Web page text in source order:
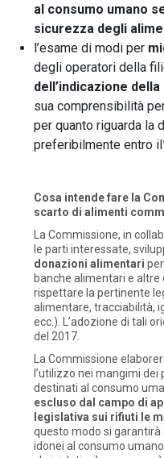
al consumo umano
sicurezza degli
l’esame di modi per
degli operatori della
dell’indicazione
sua comprensibilità
per quanto riguarda la
preferibilmente entro
Cosa intende fare la
scarto di alimenti
La Commissione, in
le parti interessate,
donazioni alimentari
banche alimentari e
rispettare la pertinente
alimentare, tracciabilità,
ecc.). L’adozione di tali
del 2017.
La Commissione
l’utilizzo nei mangimi
destinati al consumo
escluso dal campo di
legislativa sui rifiuti le
questo modo si
idonei al consumo